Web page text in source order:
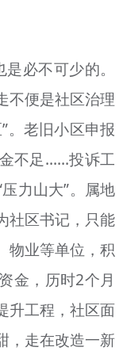
必不可少的。
不便是社区治理
。老旧小区申报
不足……投诉工
力山大”。属地
社区书记，只能
物业等单位，积
金，历时2个月
升工程，社区面
，走在改造一新